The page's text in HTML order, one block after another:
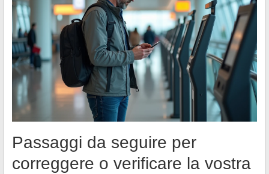
Passaggi da seguire per
correggere o verificare la vostra